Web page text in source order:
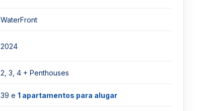
WaterFront
2024
2, 3, 4 + Penthouses
39 e1 apartamentos para alugar